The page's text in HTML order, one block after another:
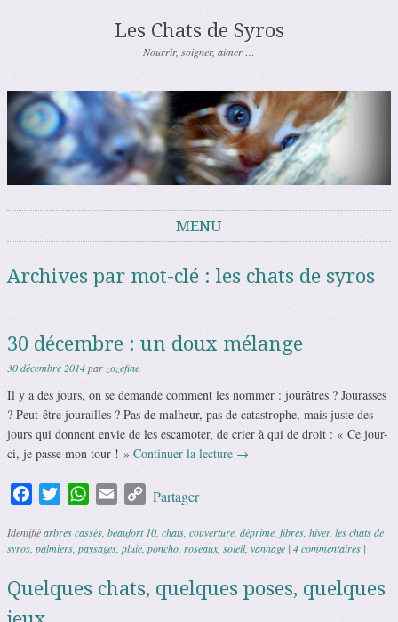
Les Chats de Syros
Nourrir, soigner, aimer …
MENU
Archives par mot-clé : les chats de syros
30 décembre : un doux mélange
30 décembre 2014parzozefine
Il y a des jours, on se demande comment les nommer : jourâtres ? Jourasses
? Peut-être jourailles ? Pas de malheur, pas de catastrophe, mais juste des
jours qui donnent envie de les escamoter, de crier à qui de droit : « Ce jour-
ci, je passe mon tour ! » Continuer la lecture →
FacebookTwitterWhatsApp
Email Copy
Partager
Identifiéarbres cassés, beaufort 10, chats, couverture, déprime, fibres, hiver, les chats de
syros, palmiers, paysages, pluie, poncho, roseaux, soleil, vannage | 4 commentaires |
Quelques chats, quelques poses, quelques